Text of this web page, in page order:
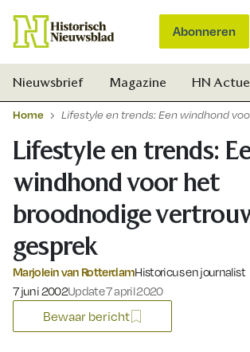
Abonneren
Nieuwsbrief Magazine HN
Home Lifestyle en trends: Een windhond
Lifestyle en trends:
windhond voor het
broodnodige
gesprek
Marjolein van RotterdamHistoricus en journalist
Gepubliceerd op:
7 juni 2002Update 7 april 2020
Bewaar bericht